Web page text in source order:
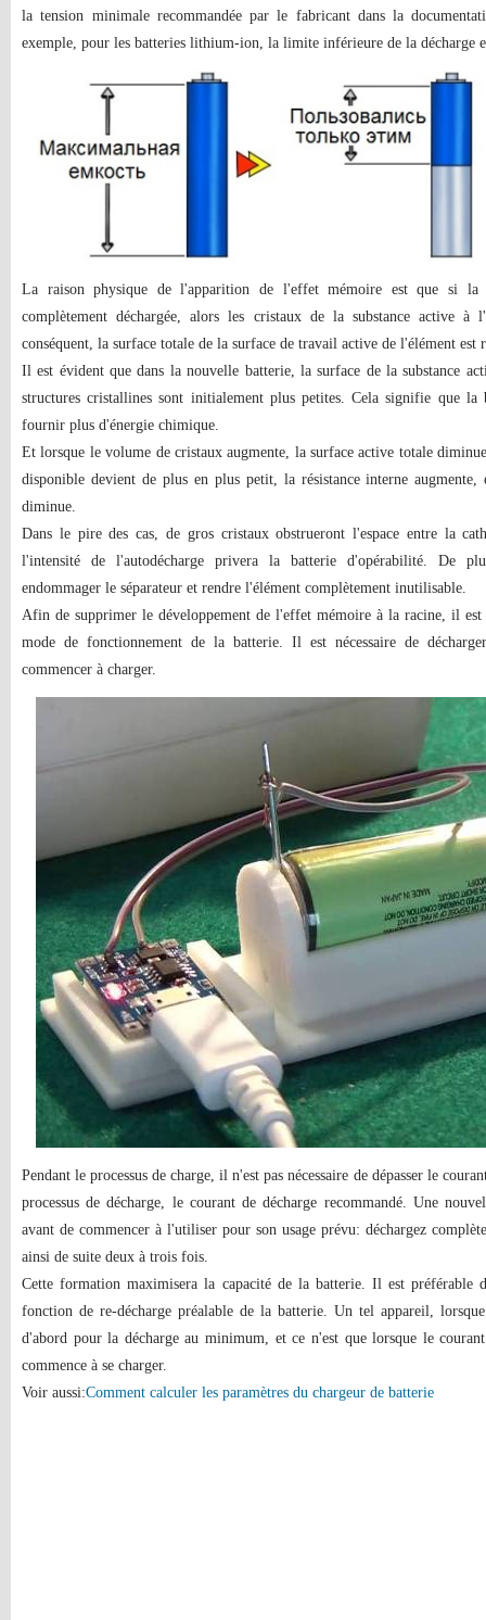
la tension minimale recommandée par le fabricant dans la
exemple, pour les batteries lithium-ion, la limite inférieure de la décharge
La raison physique de l'apparition de l'effet mémoire est que si la
complètement déchargée, alors les cristaux de la substance active à
conséquent, la surface totale de la surface de travail active de l'élément est
Il est évident que dans la nouvelle batterie, la surface de la substance
structures cristallines sont initialement plus petites. Cela signifie que la
fournir plus d'énergie chimique.
Et lorsque le volume de cristaux augmente, la surface active totale
disponible devient de plus en plus petit, la résistance interne
diminue.
Dans le pire des cas, de gros cristaux obstrueront l'espace entre la
l'intensité de l'autodécharge privera la batterie d'opérabilité. De
endommager le séparateur et rendre l'élément complètement inutilisable.
Afin de supprimer le développement de l'effet mémoire à la racine, il est
mode de fonctionnement de la batterie. Il est nécessaire de
commencer à charger.
Pendant le processus de charge, il n'est pas nécessaire de dépasser le
processus de décharge, le courant de décharge recommandé. Une
avant de commencer à l'utiliser pour son usage prévu: déchargez
ainsi de suite deux à trois fois.
Cette formation maximisera la capacité de la batterie. Il est préférable
fonction de re-décharge préalable de la batterie. Un tel appareil,
d'abord pour la décharge au minimum, et ce n'est que lorsque le
commence à se charger.
Voir aussi:Comment calculer les paramètres du chargeur de batterie